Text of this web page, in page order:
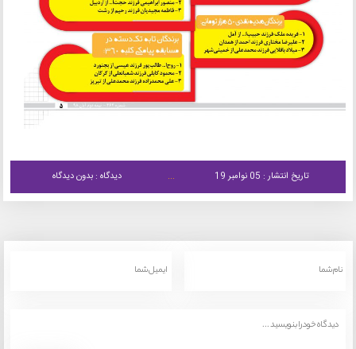
تاریخ انتشار : 05 نوامبر 19 دیدگاه : بدون دیدگاه